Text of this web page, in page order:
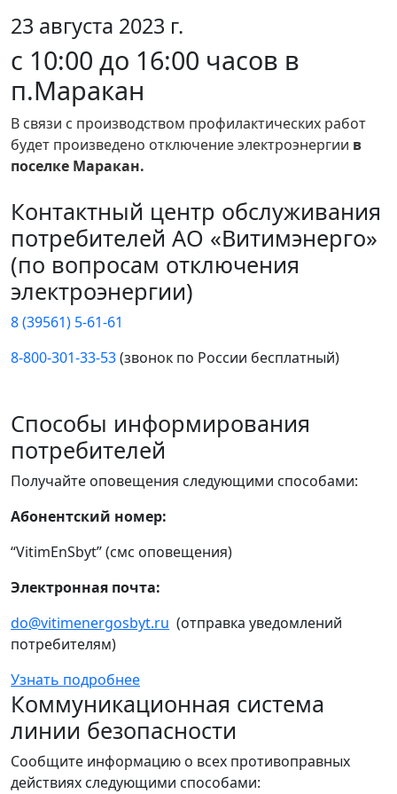
23 августа 2023 г.
с 10:00 до 16:00 часов в
п.Маракан
В связи с производством профилактических работ
будет произведено отключение электроэнергии в
поселке Маракан.
Контактный центр обслуживания
потребителей АО «Витимэнерго»
(по вопросам отключения
электроэнергии)
8 (39561) 5-61-61
8-800-301-33-53(звонок по России бесплатный)
Способы информирования
потребителей
Получайте оповещения следующими способами:
Абонентский номер:
“VitimEnSbyt” (смс оповещения)
Электронная почта:
do@vitimenergosbyt.ru (отправка уведомлений
потребителям)
Узнать подробнее
Коммуникационная система
линии безопасности
Сообщите информацию о всех противоправных
действиях следующими способами: